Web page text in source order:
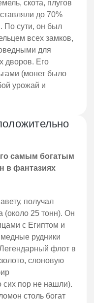
скота, плугов
до 70%
По сути, он был
всех замков,
для
дворов. Его
(монет было
урожай и
самым богатым
в фантазиях
получал
(около 25 тонн). Он
с Египтом и
рудники
флот в
слоновую
сих пор не нашли).
столь богат